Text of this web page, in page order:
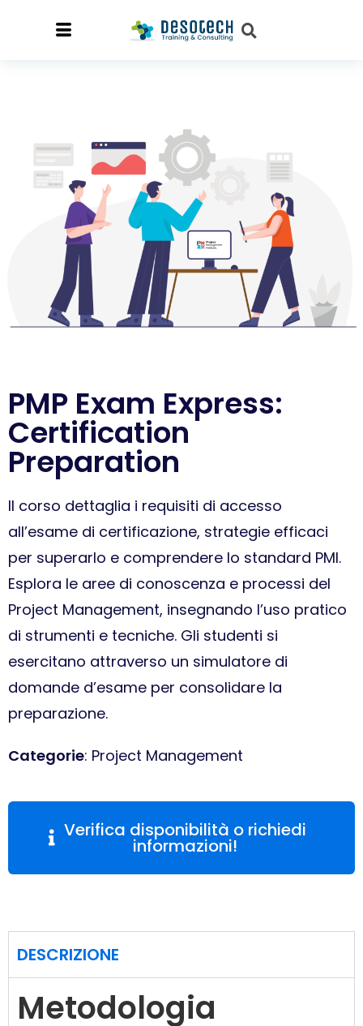
PMP Exam Express:
Certification
Preparation
Il corso dettaglia i requisiti di accesso
all’esame di certificazione, strategie efficaci
per superarlo e comprendere lo standard PMI.
Esplora le aree di conoscenza e processi del
Project Management, insegnando l’uso pratico
di strumenti e tecniche. Gli studenti si
esercitano attraverso un simulatore di
domande d’esame per consolidare la
preparazione.
Categorie: Project Management
Verifica disponibilità o richiedi
informazioni!
DESCRIZIONE
Metodologia